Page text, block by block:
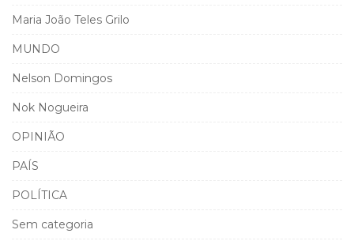
Maria João Teles Grilo
MUNDO
Nelson Domingos
Nok Nogueira
OPINIÃO
PAÍS
POLÍTICA
Sem categoria